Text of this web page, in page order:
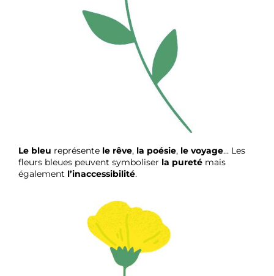
Le bleu représente le rêve, la poésie, le voyage… Les
fleurs bleues peuvent symboliser la pureté mais
également l’inaccessibilité.